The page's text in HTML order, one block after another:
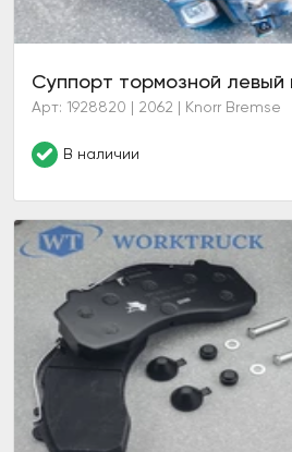
Арт: 1928820 | 2062 | Knorr Bremse
В наличии